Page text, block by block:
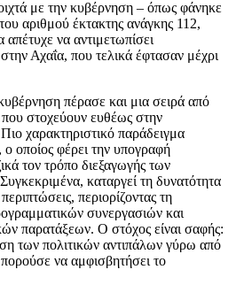
με την κυβέρνηση – όπως φάνηκε
αριθμού έκτακτης ανάγκης 112,
να αντιμετωπίσει
Αχαΐα, που τελικά έφτασαν μέχρι
πέρασε και μια σειρά από
στοχεύουν ευθέως στην
χαρακτηριστικό παράδειγμα
ο οποίος φέρει την υπογραφή
τον τρόπο διεξαγωγής των
καταργεί τη δυνατότητα
περιορίζοντας τη
συνεργασιών και
παρατάξεων. Ο στόχος είναι σαφής:
των πολιτικών αντιπάλων γύρω από
να αμφισβητήσει το